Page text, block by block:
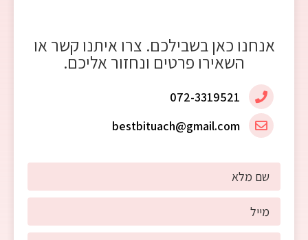
אנחנו כאן בשבילכם. צרו איתנו קשר או
השאירו פרטים ונחזור אליכם.
072-3319521
bestbituach@gmail.com